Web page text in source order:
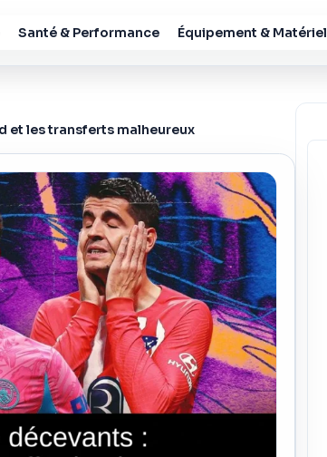
Santé & Performance Équipement & Matériel
et les transferts malheureux